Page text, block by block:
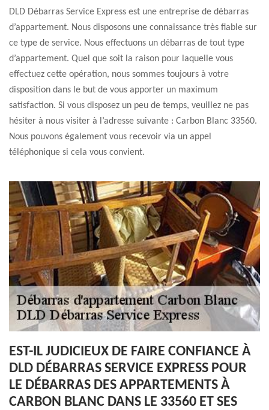
DLD Débarras Service Express est une entreprise de débarras
d’appartement. Nous disposons une connaissance très fiable sur
ce type de service. Nous effectuons un débarras de tout type
d’appartement. Quel que soit la raison pour laquelle vous
effectuez cette opération, nous sommes toujours à votre
disposition dans le but de vous apporter un maximum
satisfaction. Si vous disposez un peu de temps, veuillez ne pas
hésiter à nous visiter à l’adresse suivante : Carbon Blanc 33560.
Nous pouvons également vous recevoir via un appel
téléphonique si cela vous convient.
EST-IL JUDICIEUX DE FAIRE CONFIANCE À
DLD DÉBARRAS SERVICE EXPRESS POUR
LE DÉBARRAS DES APPARTEMENTS À
CARBON BLANC DANS LE 33560 ET SES